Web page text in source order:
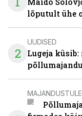
lõputult ühe
2
UUDISED
Lugeja